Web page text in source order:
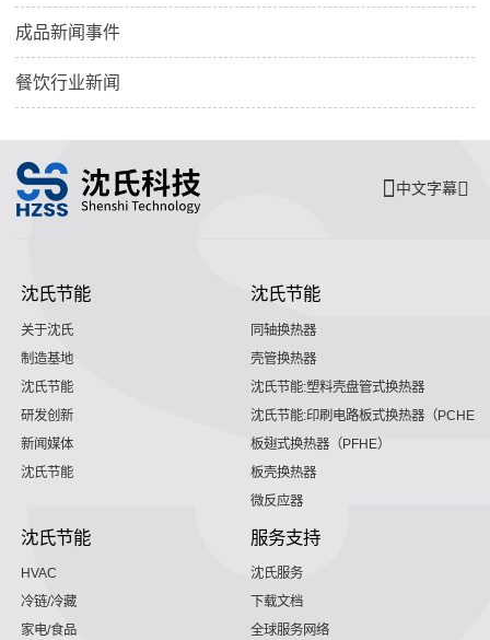
成品新闻事件
餐饮行业新闻
中文字幕
沈氏节能
关于沈氏
制造基地
沈氏节能
研发创新
新闻媒体
沈氏节能
沈氏节能
同轴换热器
壳管换热器
沈氏节能:塑料壳盘管式换热器
沈氏节能:印刷电路板式换热器（PCHE）
板翅式换热器（PFHE）
板壳换热器
微反应器
沈氏节能
HVAC
冷链/冷藏
家电/食品
服务支持
沈氏服务
下载文档
全球服务网络